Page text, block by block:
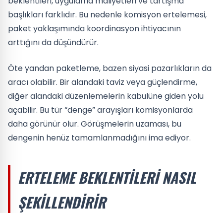
başlıkları farklıdır. Bu nedenle komisyon ertelemesi,
paket yaklaşımında koordinasyon ihtiyacının
arttığını da düşündürür.
Öte yandan paketleme, bazen siyasi pazarlıkların da
aracı olabilir. Bir alandaki taviz veya güçlendirme,
diğer alandaki düzenlemelerin kabulüne giden yolu
açabilir. Bu tür “denge” arayışları komisyonlarda
daha görünür olur. Görüşmelerin uzaması, bu
dengenin henüz tamamlanmadığını ima ediyor.
ERTELEME BEKLENTILERI NASIL
ŞEKILLENDIRIR